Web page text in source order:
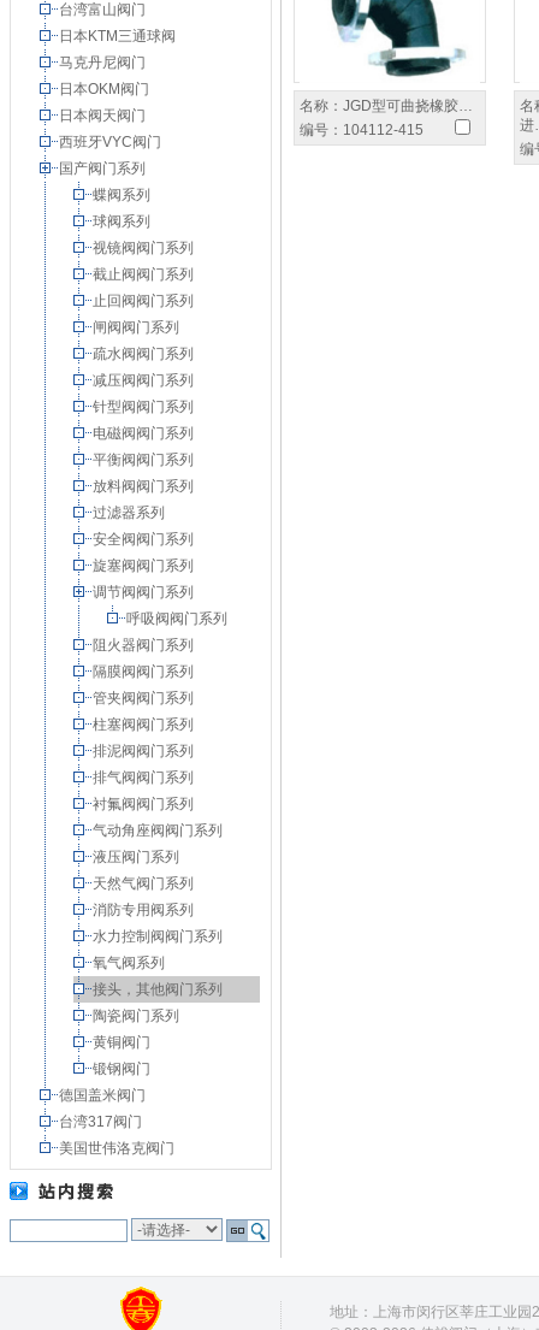
台湾富山阀门
日本KTM三通球阀
马克丹尼阀门
日本OKM阀门
日本阀天阀门
西班牙VYC阀门
国产阀门系列
蝶阀系列
球阀系列
视镜阀阀门系列
截止阀阀门系列
止回阀阀门系列
闸阀阀门系列
疏水阀阀门系列
减压阀阀门系列
针型阀阀门系列
电磁阀阀门系列
平衡阀阀门系列
放料阀阀门系列
过滤器系列
安全阀阀门系列
旋塞阀阀门系列
调节阀阀门系列
呼吸阀阀门系列
阻火器阀门系列
隔膜阀阀门系列
管夹阀阀门系列
柱塞阀阀门系列
排泥阀阀门系列
排气阀阀门系列
衬氟阀阀门系列
气动角座阀阀门系列
液压阀门系列
天然气阀门系列
消防专用阀系列
水力控制阀阀门系列
氧气阀系列
接头，其他阀门系列
陶瓷阀门系列
黄铜阀门
锻钢阀门
德国盖米阀门
台湾317阀门
美国世伟洛克阀门
名称： JGD型可曲挠橡胶…
编号： 104112-415
名
编
地址：上海市闵行区莘庄工业